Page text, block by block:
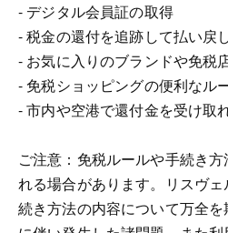
- デジタル会員証の取得
- 税金の還付を追跡して払い戻
- お気に入りのブランドや免税
- 免税ショッピングの便利なル
- 市内や空港で還付金を受け取
ご注意：免税ルールや手続き
れる場合があります。リスヴ
続き方法の内容について万全